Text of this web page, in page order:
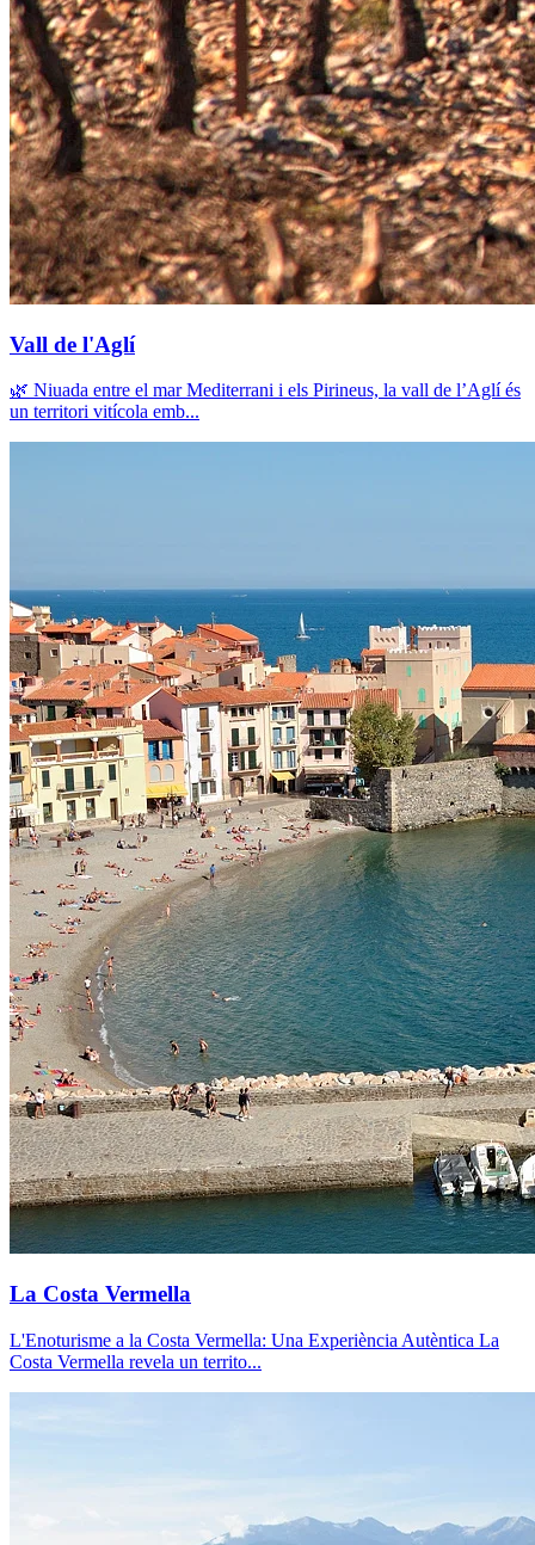
Vall de l'Aglí
🌿 Niuada entre el mar Mediterrani i els Pirineus, la vall de l’Aglí és
un territori vitícola emb...
La Costa Vermella
L'Enoturisme a la Costa Vermella: Una Experiència Autèntica La
Costa Vermella revela un territo...